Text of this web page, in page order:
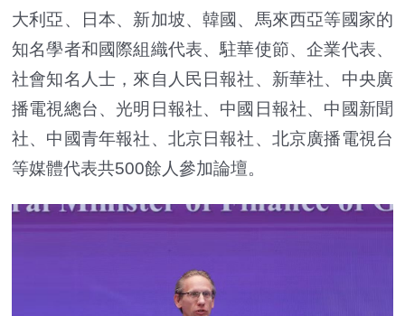
大利亞、日本、新加坡、韓國、馬來西亞等國家的
知名學者和國際組織代表、駐華使節、企業代表、
社會知名人士，來自人民日報社、新華社、中央廣
播電視總台、光明日報社、中國日報社、中國新聞
社、中國青年報社、北京日報社、北京廣播電視台
等媒體代表共500餘人參加論壇。